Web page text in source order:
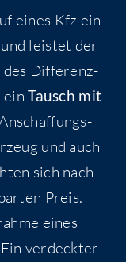
eines Kfz ein
leis­tet der
des Dif­fe­renz­
einTausch mit
und auch
sich nach
Preis.
eines
Ein ver­deck­ter